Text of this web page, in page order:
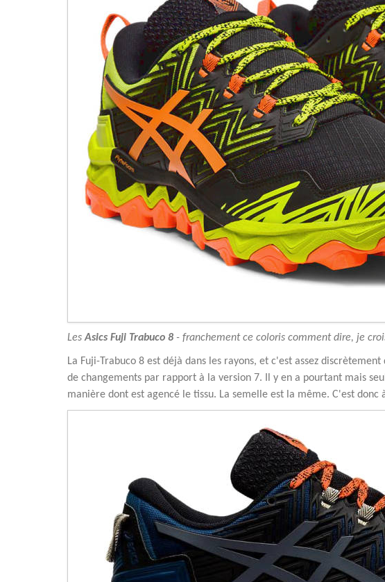
LesAsics Fuji Trabuco 8 - franchement ce coloris comment dire, je
La Fuji-Trabuco 8 est déjà dans les rayons, et c'est assez
de changements par rapport à la version 7. Il y en a pourtant mais
manière dont est agencé le tissu. La semelle est la même. C'est donc